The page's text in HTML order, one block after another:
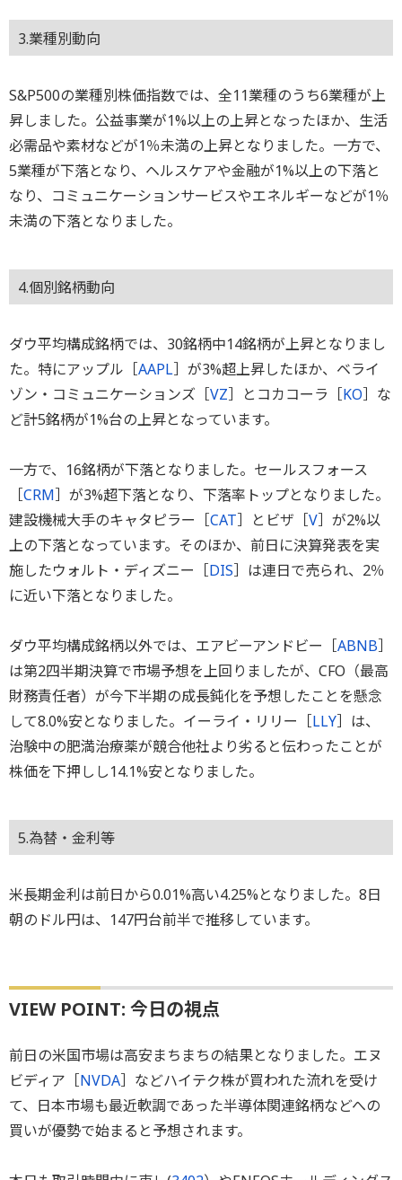
3.業種別動向
S&P500の業種別株価指数では、全11業種のうち6業種が上
昇しました。公益事業が1%以上の上昇となったほか、生活
必需品や素材などが1％未満の上昇となりました。一方で、
5業種が下落となり、ヘルスケアや金融が1%以上の下落と
なり、コミュニケーションサービスやエネルギーなどが1％
未満の下落となりました。
4.個別銘柄動向
ダウ平均構成銘柄では、30銘柄中14銘柄が上昇となりまし
た。特にアップル［AAPL］が3%超上昇したほか、ベライ
ゾン・コミュニケーションズ［VZ］とコカコーラ［KO］な
ど計5銘柄が1%台の上昇となっています。
一方で、16銘柄が下落となりました。セールスフォース
［CRM］が3%超下落となり、下落率トップとなりました。
建設機械大手のキャタピラー［CAT］とビザ［V］が2%以
上の下落となっています。そのほか、前日に決算発表を実
施したウォルト・ディズニー［DIS］は連日で売られ、2％
に近い下落となりました。
ダウ平均構成銘柄以外では、エアビーアンドビー［ABNB］
は第2四半期決算で市場予想を上回りましたが、CFO（最高
財務責任者）が今下半期の成長鈍化を予想したことを懸念
して8.0%安となりました。イーライ・リリー［LLY］は、
治験中の肥満治療薬が競合他社より劣ると伝わったことが
株価を下押しし14.1%安となりました。
5.為替・金利等
米長期金利は前日から0.01%高い4.25%となりました。8日
朝のドル円は、147円台前半で推移しています。
VIEW POINT: 今日の視点
前日の米国市場は高安まちまちの結果となりました。エヌ
ビディア［NVDA］などハイテク株が買われた流れを受け
て、日本市場も最近軟調であった半導体関連銘柄などへの
買いが優勢で始まると予想されます。